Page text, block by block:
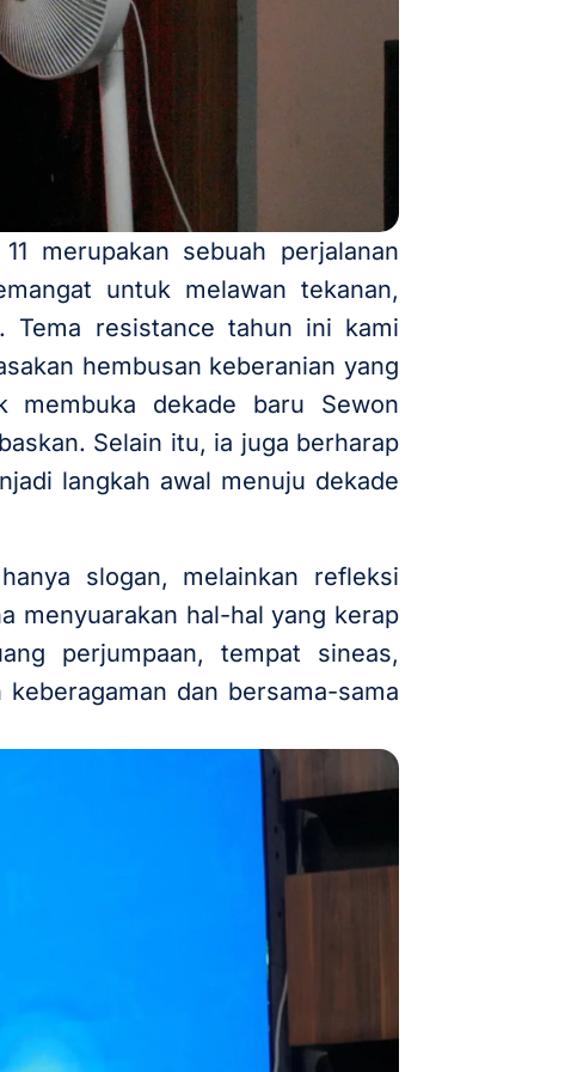
merupakan sebuah perjalanan
untuk melawan tekanan,
Tema resistance tahun ini kami
hembusan keberanian yang
dekade baru Sewon
Selain itu, ia juga berharap
langkah awal menuju dekade
slogan, melainkan refleksi
menyuarakan hal-hal yang kerap
perjumpaan, tempat sineas,
dan bersama-sama